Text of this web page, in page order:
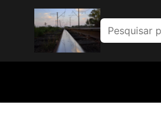
Pesquisar por: